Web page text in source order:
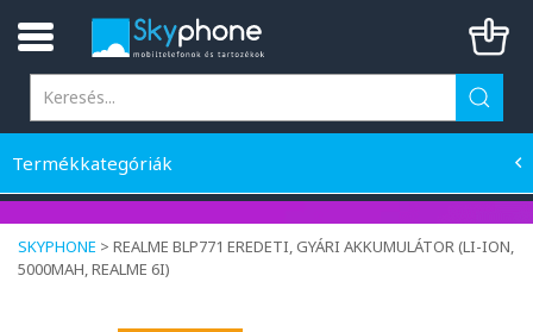
Termékkategóriák
SKYPHONE > REALME BLP771 EREDETI, GYÁRI AKKUMULÁTOR (LI-ION,
5000MAH, REALME 6I)